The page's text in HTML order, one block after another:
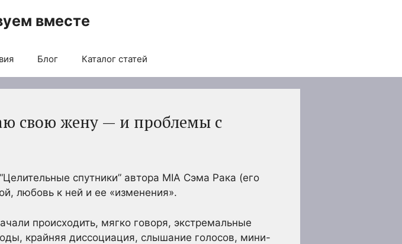
вместе
Блог Каталог статей
свою жену — и проблемы с
спутники” автора MIA Сэма Рака (его
любовь к ней и ее «изменения».
происходить, мягко говоря, экстремальные
крайняя диссоциация, слышание голосов, мини-